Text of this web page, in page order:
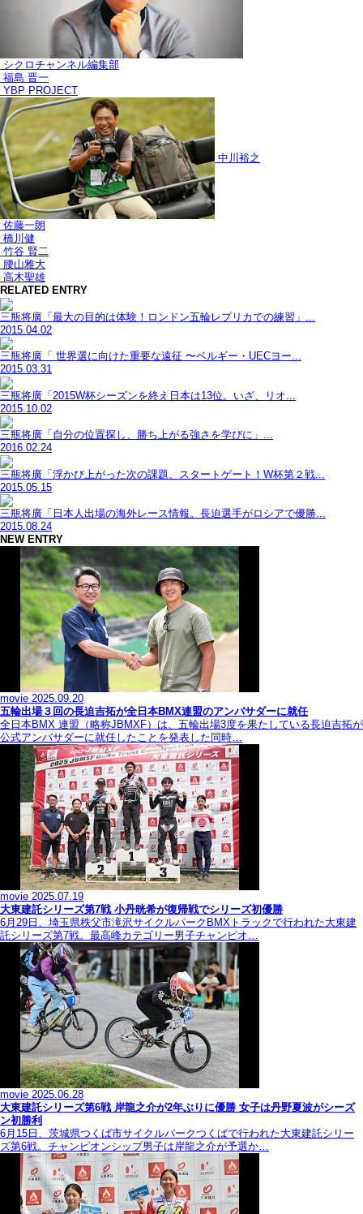
シクロチャンネル編集部
福島 晋一
YBP PROJECT
中川裕之
佐藤一朗
橋川健
竹谷 賢二
腰山雅大
高木聖雄
RELATED ENTRY
三瓶将廣「最大の目的は体験！ロンドン五輪レプリカでの練習」...
2015.04.02
三瓶将廣「 世界選に向けた重要な遠征 〜ベルギー・UECヨー...
2015.03.31
三瓶将廣「2015W杯シーズンを終え日本は13位。いざ、リオ...
2015.10.02
三瓶将廣「自分の位置探し、勝ち上がる強さを学びに」...
2016.02.24
三瓶将廣「浮かび上がった次の課題、スタートゲート！W杯第２戦...
2015.05.15
三瓶将廣「日本人出場の海外レース情報。長迫選手がロシアで優勝...
2015.08.24
NEW ENTRY
movie 2025.09.20
五輪出場３回の長迫吉拓が全日本BMX連盟のアンバサダーに就任
全日本BMX 連盟（略称JBMXF）は、五輪出場3度を果たしている長迫吉拓が
公式アンバサダーに就任したことを発表した同時…
movie 2025.07.19
大東建託シリーズ第7戦 ⼩丹晄希が復帰戦でシリーズ初優勝
6月29日、埼玉県秩父市滝沢サイクルパークBMXトラックで行われた大東建
託シリーズ第7戦。最高峰カテゴリー男子チャンピオ…
movie 2025.06.28
大東建託シリーズ第6戦 岸龍之介が2年ぶりに優勝 女子は丹野夏波がシーズ
ン初勝利
6月15日、茨城県つくば市サイクルパークつくばで行われた大東建託シリー
ズ第6戦。チャンピオンシップ男子は岸龍之介が予選か…